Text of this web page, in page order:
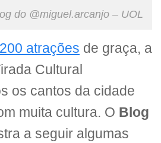
do @miguel.arcanjo – UOL
atrações de graça, a
Cultural
os cantos da cidade
muita cultura. O Blog
a seguir algumas